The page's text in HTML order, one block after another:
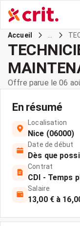
Accueil
Offre parue le 06
En résumé
Localisation
Nice (06000)
Date de début
Dès que
Contrat
CDI - Temps
Salaire
13,00 € à